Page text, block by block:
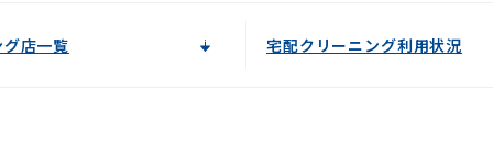
店一覧 宅配クリーニング利用状況